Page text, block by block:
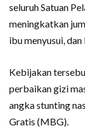
seluruh Satuan
meningkatkan
ibu menyusui,
Kebijakan
perbaikan gizi
angka stunting
Gratis (MBG).